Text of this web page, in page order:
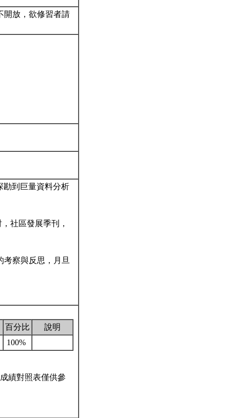
開放，欲修習者請
勘到巨量資料分析
社區發展季刊，
考察與反思，月旦
百分比
說明
100%
績對照表僅供參